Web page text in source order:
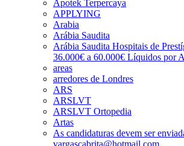
Apotek Terpercaya
APPLYING
Arabia
Arábia Saudita
Arábia Saudita Hospitais de
36.000€ a 60.000€ Líquidos por
areas
arredores de Londres
ARS
ARSLVT
ARSLVT Ortopedia
Artas
As candidaturas devem ser
vargascabrita@hotmail.com.